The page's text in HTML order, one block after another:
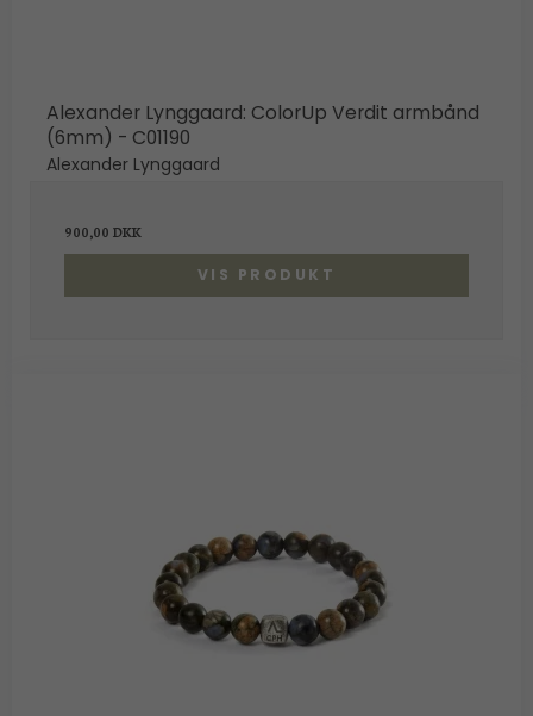
Alexander Lynggaard: ColorUp Verdit armbånd
(6mm) - C01190
Alexander Lynggaard
900,00 DKK
VIS PRODUKT